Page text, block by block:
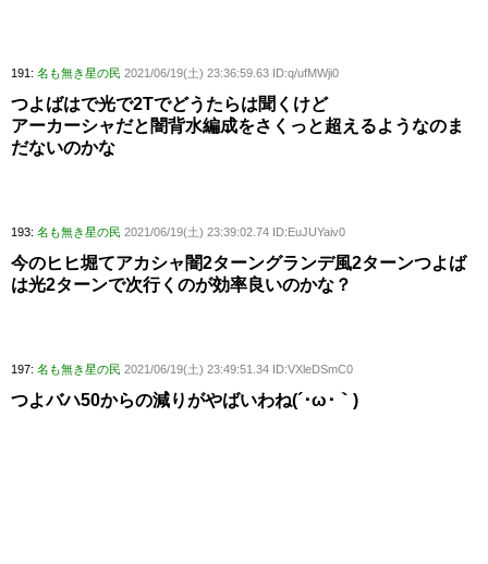
191: 名も無き星の民 2021/06/19(土) 23:36:59.63 ID:q/ufMWji0
つよばはで光で2Tでどうたらは聞くけど
アーカーシャだと闇背水編成をさくっと超えるようなのま
だないのかな
193: 名も無き星の民 2021/06/19(土) 23:39:02.74 ID:EuJUYaiv0
今のヒヒ堀てアカシャ闇2ターングランデ風2ターンつよば
は光2ターンで次行くのが効率良いのかな？
197: 名も無き星の民 2021/06/19(土) 23:49:51.34 ID:VXleDSmC0
つよバハ50からの減りがやばいわね(´･ω･｀)